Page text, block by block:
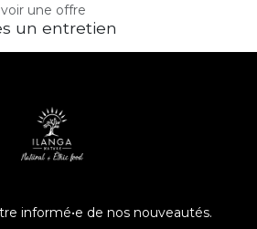
une offre
un entretien
informé•e de nos nouveautés.